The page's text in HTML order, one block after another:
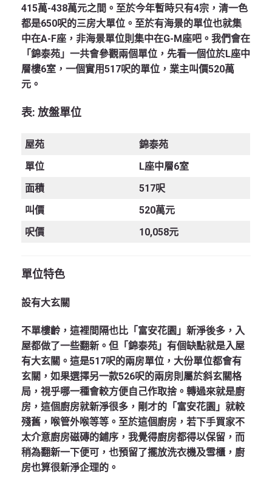
415萬-438萬元之間。至於今年暫時只有4宗，清一色
都是650呎的三房大單位。至於有海景的單位也就集
中在A-F座，非海景單位則集中在G-M座吧。我們會在
「錦泰苑」一共會參觀兩個單位，先看一個位於L座中
層樓6室，一個實用517呎的單位，業主叫價520萬
元。
表: 放盤單位
屋苑
錦泰苑
單位
L座中層6室
面積
517呎
叫價
520萬元
呎價
10,058元
單位特色
設有大玄關
不單樓齡，這裡間隔也比「富安花園」新淨後多，入
屋都做了一些翻新。但「錦泰苑」有個缺點就是入屋
有大玄關。這是517呎的兩房單位，大份單位都會有
玄關，如果選擇另一款526呎的兩房則屬於斜玄關格
局，視乎哪一種會較方便自己作取捨。轉過來就是廚
房，這個廚房就新淨很多，剛才的「富安花園」就較
殘舊，喉管外喉等等。至於這個廚房，若下手買家不
太介意廚房磁磚的鋪序，我覺得廚房都得以保留，而
稍為翻新一下便可，也預留了擺放洗衣機及雪櫃，廚
房也算很新淨企理的。